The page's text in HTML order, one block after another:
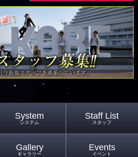
System
システム
Staff List
スタッフ
Gallery
ギャラリー
Events
イベント